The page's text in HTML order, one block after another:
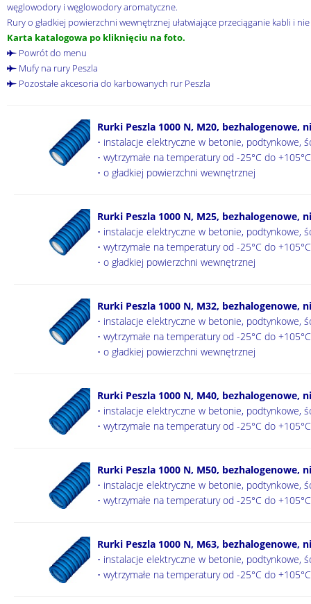
węglowodory i węglowodory aromatyczne.
Rury o gładkiej powierzchni wewnętrznej ułatwiające przeciąganie kabli i
Karta katalogowa po kliknięciu na foto.
Powrót do menu
Mufy na rury Peszla
Pozostałe akcesoria do karbowanych rur Peszla
Rurki Peszla 1000 N, M20, bezhalogenowe,
• instalacje elektryczne w betonie, podtynkowe,
• wytrzymałe na temperatury od -25°C do
• o gładkiej powierzchni wewnętrznej
Rurki Peszla 1000 N, M25, bezhalogenowe,
• instalacje elektryczne w betonie, podtynkowe,
• wytrzymałe na temperatury od -25°C do
• o gładkiej powierzchni wewnętrznej
Rurki Peszla 1000 N, M32, bezhalogenowe,
• instalacje elektryczne w betonie, podtynkowe,
• wytrzymałe na temperatury od -25°C do
• o gładkiej powierzchni wewnętrznej
Rurki Peszla 1000 N, M40, bezhalogenowe,
• instalacje elektryczne w betonie, podtynkowe,
• wytrzymałe na temperatury od -25°C do
Rurki Peszla 1000 N, M50, bezhalogenowe,
• instalacje elektryczne w betonie, podtynkowe,
• wytrzymałe na temperatury od -25°C do
Rurki Peszla 1000 N, M63, bezhalogenowe,
• instalacje elektryczne w betonie, podtynkowe,
• wytrzymałe na temperatury od -25°C do